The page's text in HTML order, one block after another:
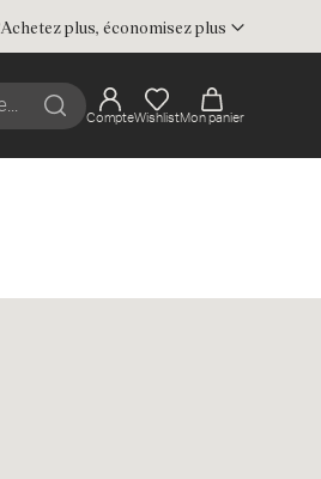
Achetez plus, économisez plus
Recherche
CompteWishlistMon panier